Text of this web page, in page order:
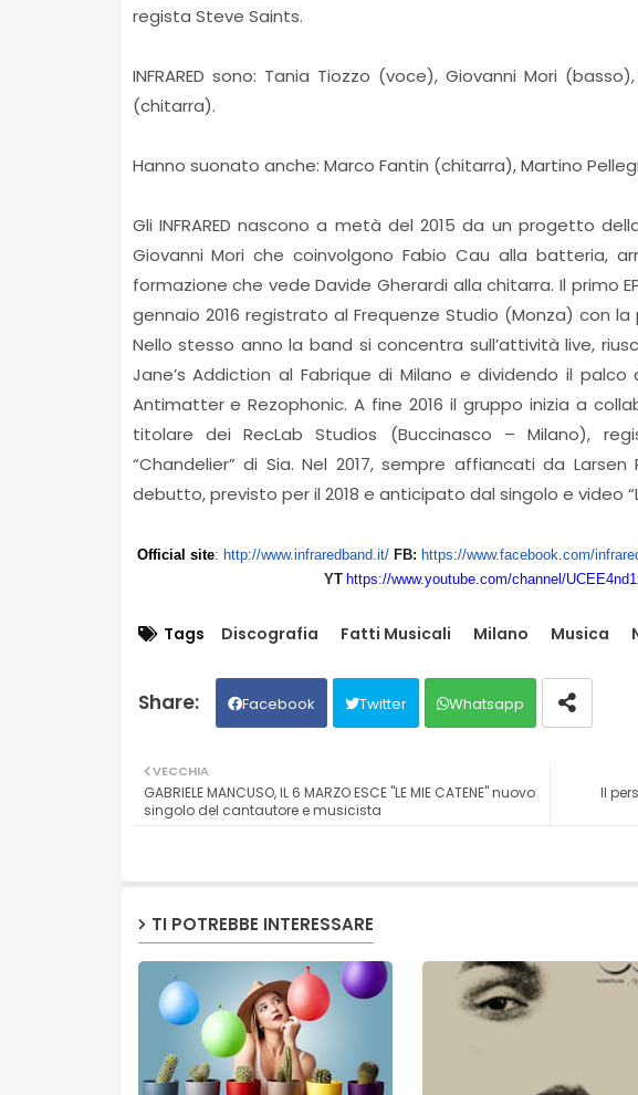
regista Steve Saints.
INFRARED sono: Tania Tiozzo (voce), Giovanni Mori
(chitarra).
Hanno suonato anche: Marco Fantin (chitarra), Martino
Gli INFRARED nascono a metà del 2015 da un progetto
Giovanni Mori che coinvolgono Fabio Cau alla batteria,
formazione che vede Davide Gherardi alla chitarra. Il primo
gennaio 2016 registrato al Frequenze Studio (Monza) con
Nello stesso anno la band si concentra sull’attività live,
Jane’s Addiction al Fabrique di Milano e dividendo il
Antimatter e Rezophonic. A fine 2016 il gruppo inizia a
titolare dei RecLab Studios (Buccinasco – Milano),
“Chandelier” di Sia. Nel 2017, sempre affiancati da
debutto, previsto per il 2018 e anticipato dal singolo e video
Official site: http://www.infraredband.it/ FB: https://www.facebook.com/
YT https://www.youtube.com/channel/
Tags Discografia Fatti Musicali Milano Musica
Facebook Twitter Whatsapp
Il
VECCHIA
GABRIELE MANCUSO, IL 6 MARZO ESCE "LE MIE CATENE" nuovo
singolo del cantautore e musicista
TI POTREBBE INTERESSARE